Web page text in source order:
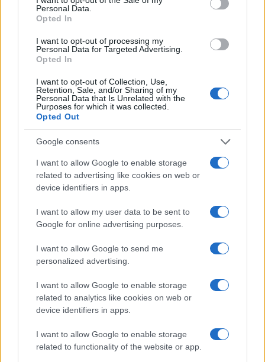
Personal Data.
Opted In
I want to opt-out of processing my
Personal Data for Targeted Advertising.
Opted In
I want to opt-out of Collection, Use,
Retention, Sale, and/or Sharing of my
Personal Data that Is Unrelated with the
Purposes for which it was collected.
Opted Out
Google consents
I want to allow Google to enable storage
related to advertising like cookies on web or
device identifiers in apps.
I want to allow my user data to be sent to
Google for online advertising purposes.
I want to allow Google to send me
personalized advertising.
I want to allow Google to enable storage
related to analytics like cookies on web or
device identifiers in apps.
I want to allow Google to enable storage
related to functionality of the website or app.
SHOW
19.04.26. 13:02
Mladoženja ima 70 godina i 28 funkcija: Ovo je
Saznaj više
SHOW
19.04.26. 09:41
Melina nakon udaje ponovo promijenila prezime -
više nije ni Džinović ni Galić